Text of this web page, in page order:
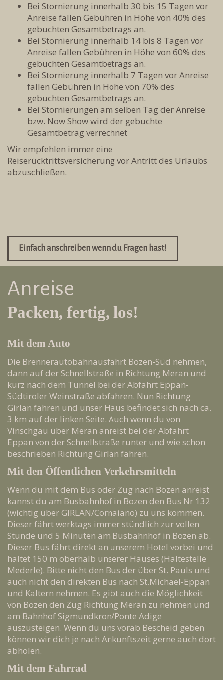
Bei Stornierung innerhalb 30 bis 15 Tagen vor
Anreise fallen Gebühren in Höhe von 40% des
gebuchten Gesamtbetrags an.
Bei Stornierung innerhalb 14 bis 8 Tagen vor
Anreise fallen Gebühren in Höhe von 60% des
gebuchten Gesamtbetrags an.
Bei Stornierung innerhalb 7 Tagen vor Anreise
fallen Gebühren in Höhe von 70% des
gebuchten Gesamtbetrags an.
Bei Stornierungen am selben Tag der Anreise
bzw. Now Show wird der gebuchte
Gesamtbetrag verrechnet
Wir empfehlen immer eine
Reiserücktrittsversicherung vor Antritt des Urlaubs
abzuschließen.
Einfach anschreiben wenn du Fragen hast!
Anreise
Packen, fertig, los!
Mit dem Auto
Die Brennerautobahnausfahrt Bozen-Süd nehmen,
dann auf der Schnellstraße in Richtung Meran und
kurz nach dem Tunnel bei der Abfahrt Eppan-
Südtiroler Weinstraße abfahren. Nun Richtung
Girlan fahren und unser Haus befindet sich nach ca.
3 km auf der linken Seite. Auch wenn du von
Vinschgau über Meran anreist bei der Abfahrt
Eppan von der Schnellstraße runter und wie schon
beschrieben Richtung Girlan fahren.
Mit den Öffentlichen Verkehrsmitteln
Wenn du mit dem Bus oder Zug nach Bozen anreist
kannst du am Busbahnhof in Bozen den Bus Nr 132
(wichtig über GIRLAN/Cornaiano) zu uns kommen.
Dieser fährt werktags immer stündlich zur vollen
Stunde und 5 Minuten am Busbahnhof in Bozen ab.
Dieser Bus fährt direkt an unserem Hotel vorbei und
haltet 150 m oberhalb unserer Hauses (Haltestelle
Mederle). Bitte nicht den Bus der über St. Pauls und
auch nicht den direkten Bus nach St.Michael-Eppan
und Kaltern nehmen. Es gibt auch die Möglichkeit
von Bozen den Zug Richtung Meran zu nehmen und
am Bahnhof Sigmundkron/Ponte Adige
auszusteigen. Wenn du uns vorab Bescheid geben
können wir dich je nach Ankunftszeit gerne auch dort
abholen.
Mit dem Fahrrad